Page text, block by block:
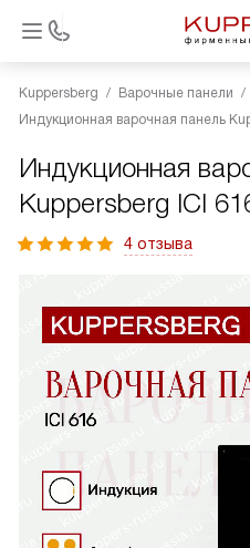
Kuppersberg
Варочные панели
Индукционная варочная панель
Индукционная
Kuppersberg ICI
4 отзыва